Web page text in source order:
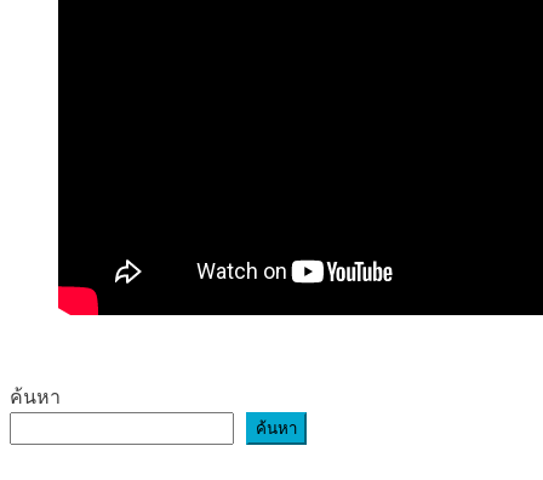
ค้นหา
ค้นหา